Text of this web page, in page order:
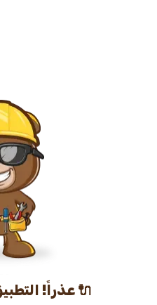
عذراً! التطبيق تحت الإصلاح 🔌